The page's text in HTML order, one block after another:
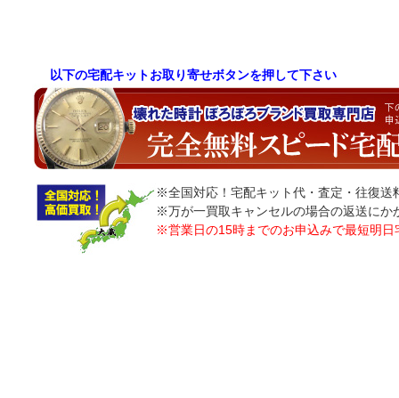
以下の宅配キットお取り寄せボタンを押して下さい
※全国対応！宅配キット代・査定・往復送
※万が一買取キャンセルの場合の返送にか
※営業日の15時までのお申込みで最短明